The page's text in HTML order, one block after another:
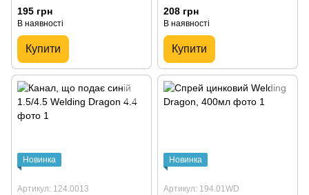
195 грн
В наявності
Купити
208 грн
В наявності
Купити
Новинка
Артикул: 124.0013
Новинка
Артикул: 194.01WD